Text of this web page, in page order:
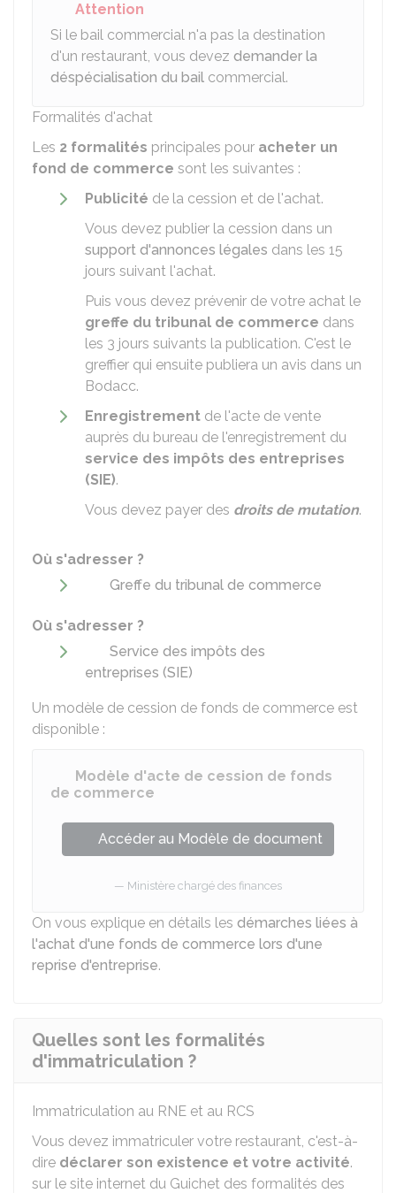
Attention
Si le bail commercial n'a pas la destination
d'un restaurant, vous devez demander la
déspécialisation du bail commercial.
Formalités d'achat
Les 2 formalités principales pour acheter un
fond de commerce sont les suivantes :
Publicité de la cession et de l'achat.
Vous devez publier la cession dans un
support d'annonces légales dans les 15
jours suivant l'achat.
Puis vous devez prévenir de votre achat le
greffe du tribunal de commerce dans
les 3 jours suivants la publication. C'est le
greffier qui ensuite publiera un avis dans un
Bodacc.
Enregistrement de l'acte de vente
auprès du bureau de l'enregistrement du
service des impôts des entreprises
(SIE).
Vous devez payer des droits de mutation.
Où s'adresser ?
Greffe du tribunal de commerce
Où s'adresser ?
Service des impôts des
entreprises (SIE)
Un modèle de cession de fonds de commerce est
disponible :
Modèle d'acte de cession de fonds
de commerce
Accéder au Modèle de document
Ministère chargé des finances
On vous explique en détails les démarches liées à
l'achat d'une fonds de commerce lors d'une
reprise d'entreprise.
Quelles sont les formalités
d'immatriculation ?
Immatriculation au RNE et au RCS
Vous devez immatriculer votre restaurant, c'est-à-
dire déclarer son existence et votre activité.
sur le site internet du Guichet des formalités des